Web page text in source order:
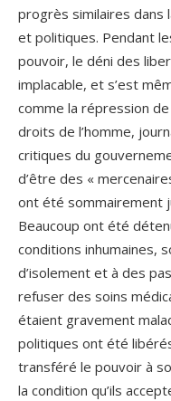
progrès similaires dans
et politiques. Pendant
pouvoir, le déni des
implacable, et s’est
comme la répression
droits de l’homme,
critiques du
d’être des «
ont été sommairement
Beaucoup ont été
conditions inhumaines,
d’isolement et à des
refuser des soins
étaient gravement
politiques ont été
transféré le pouvoir à
la condition qu’ils